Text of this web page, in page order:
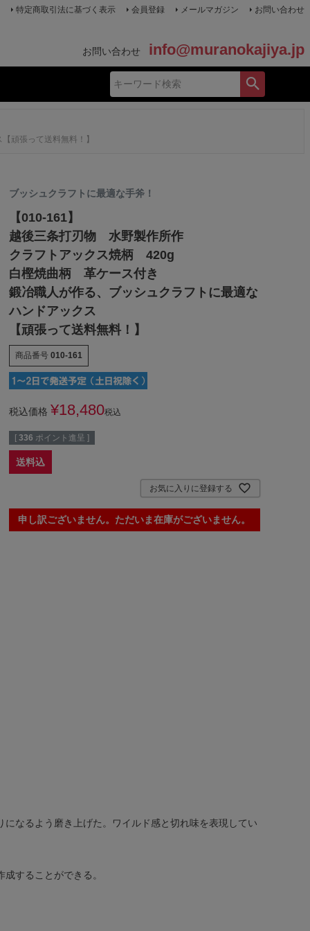
特定商取引法に基づく表示 会員登録 メールマガジン お問い合わせ
お問い合わせ info@muranokajiya.jp
頑張って送料無料！】
ブッシュクラフトに最適な手斧！
【010-161】
越後三条打刃物 水野製作所作
クラフトアックス焼柄 420g
白樫焼曲柄 革ケース付き
鍛冶職人が作る、ブッシュクラフトに最適な
ハンドアックス
【頑張って送料無料！】
商品番号 010-161
税込価格 ¥18,480税込
[ 336 ポイント進呈 ]
送料込
お気に入りに登録する
申し訳ございません。ただいま在庫がございません。
なるよう磨き上げた。ワイルド感と切れ味を表現してい
することができる。